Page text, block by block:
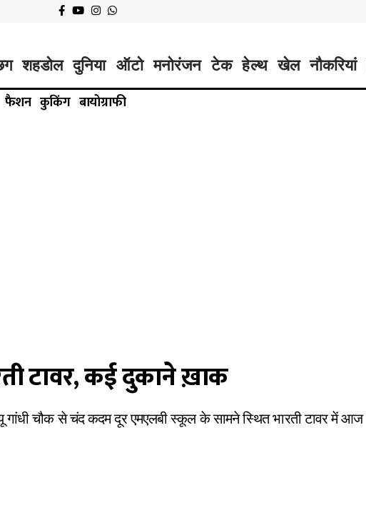
शहडोल दुनिया ऑटो मनोरंजन टेक हेल्थ खेल नौकरियां
फैशन कुकिंग बायोग्राफी
टावर, कई दुकाने ख़ाक
चौक से चंद कदम दूर एमएलबी स्कूल के सामने स्थित भारती टावर में आज